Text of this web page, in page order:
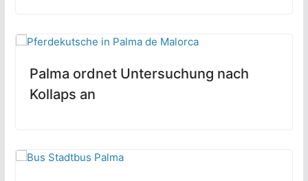
Palma ordnet Untersuchung nach
Kollaps an